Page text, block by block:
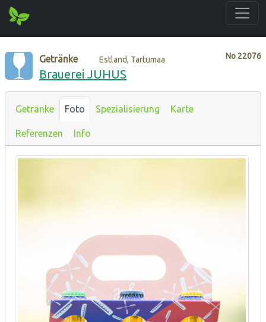
No 22076
Getränke Estland, Tartumaa
Brauerei JUHUS
Getränke Foto Spezialisierung Karte
Referenzen Info